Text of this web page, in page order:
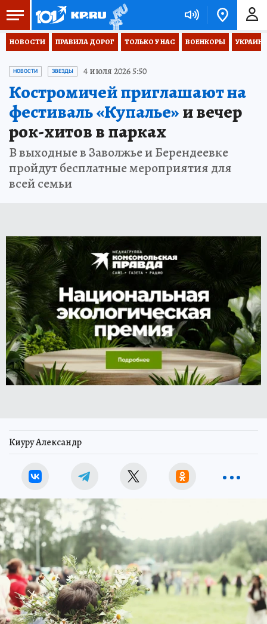
НОВОСТИ ПРАВИЛА ДОРОГ ТОЛЬКО У НАС ВОЕНКОРЫ
НОВОСТИ ЗВЕЗДЫ 4 июля 2026 5:50
Костромичей приглашают на
фестиваль «Купалье»и вечер
рок-хитов в парках
В выходные в Заволжье и Берендеевке
пройдут бесплатные мероприятия для
всей семьи
Киуру Александр